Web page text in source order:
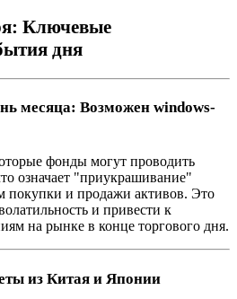
Ключевые
дня
месяца: Возможен windows-
фонды могут проводить
означает "приукрашивание"
покупки и продажи активов. Это
и привести к
на рынке в конце торгового дня.
из Китая и Японии